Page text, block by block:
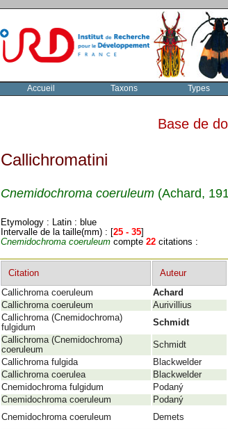
Accueil Taxons Types
Base de
Callichromatini
Cnemidochroma coeruleum (Achard,
Etymology : Latin : blue
Intervalle de la taille(mm) : [ 25 - 35
Cnemidochroma coeruleum compte 22 citations :
Citation Auteur
Callichroma coeruleum
Achard
Callichroma coeruleum
Aurivillius
Callichroma (Cnemidochroma)
fulgidum
Schmidt
Callichroma (Cnemidochroma)
coeruleum
Schmidt
Callichroma fulgida
Blackwelder
Callichroma coerulea
Blackwelder
Cnemidochroma fulgidum
Podaný
Cnemidochroma coeruleum
Podaný
Cnemidochroma coeruleum
Demets